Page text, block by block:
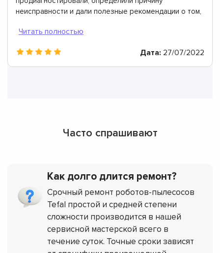
неисправности и дали полезные рекомендации о том,
Дата: 27/07/2022
Часто спрашивают
Как долго длится ремонт?
Срочный ремонт роботов-пылесосов
Tefal простой и средней степени
сложности производится в нашей
сервисной мастерской всего в
течение суток. Точные сроки зависят